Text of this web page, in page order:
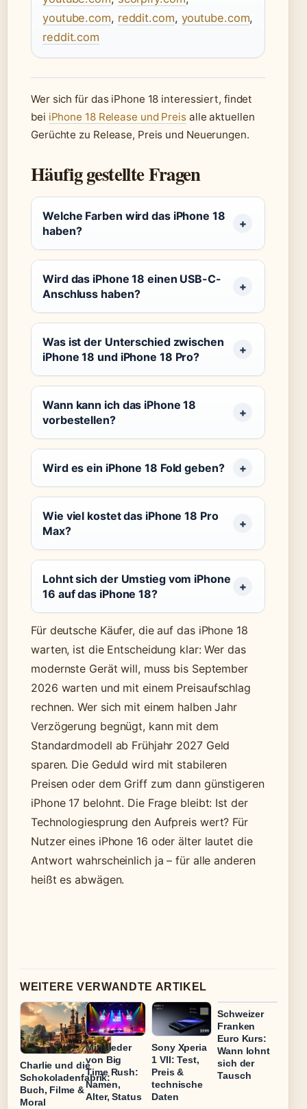
youtube.com, reddit.com, youtube.com,
reddit.com
Wer sich für das iPhone 18 interessiert, findet
bei iPhone 18 Release und Preisalle aktuellen
Gerüchte zu Release, Preis und Neuerungen.
Häufig gestellte Fragen
Welche Farben wird das iPhone 18
haben?
Wird das iPhone 18 einen USB-C-
Anschluss haben?
Was ist der Unterschied zwischen
iPhone 18 und iPhone 18 Pro?
Wann kann ich das iPhone 18
vorbestellen?
Wird es ein iPhone 18 Fold geben?
Wie viel kostet das iPhone 18 Pro
Max?
Lohnt sich der Umstieg vom iPhone
16 auf das iPhone 18?
Für deutsche Käufer, die auf das iPhone 18
warten, ist die Entscheidung klar: Wer das
modernste Gerät will, muss bis September
2026 warten und mit einem Preisaufschlag
rechnen. Wer sich mit einem halben Jahr
Verzögerung begnügt, kann mit dem
Standardmodell ab Frühjahr 2027 Geld
sparen. Die Geduld wird mit stabileren
Preisen oder dem Griff zum dann günstigeren
iPhone 17 belohnt. Die Frage bleibt: Ist der
Technologiesprung den Aufpreis wert? Für
Nutzer eines iPhone 16 oder älter lautet die
Antwort wahrscheinlich ja – für alle anderen
heißt es abwägen.
WEITERE VERWANDTE ARTIKEL
Charlie und die
Schokoladenfabrik:
Buch, Filme &
Moral
Mitglieder
von Big
Time Rush:
Namen,
Alter, Status
Sony Xperia
1 VII: Test,
Preis &
technische
Daten
Schweizer
Franken
Euro Kurs:
Wann lohnt
sich der
Tausch